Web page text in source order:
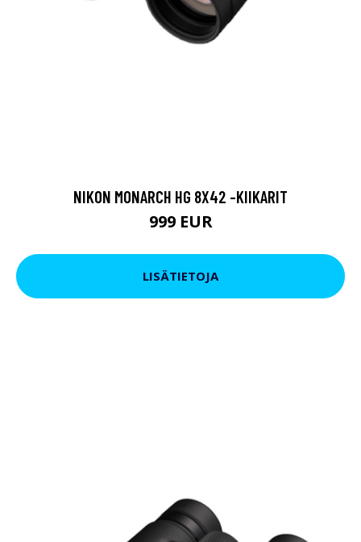
NIKON MONARCH HG 8X42 -KIIKARIT
999 EUR
LISÄTIETOJA